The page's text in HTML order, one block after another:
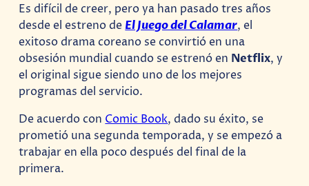
Es difícil de creer, pero ya han pasado tres años
desde el estreno de El Juego del Calamar, el
exitoso drama coreano se convirtió en una
obsesión mundial cuando se estrenó en Netflix, y
el original sigue siendo uno de los mejores
programas del servicio.
De acuerdo con Comic Book, dado su éxito, se
prometió una segunda temporada, y se empezó a
trabajar en ella poco después del final de la
primera.